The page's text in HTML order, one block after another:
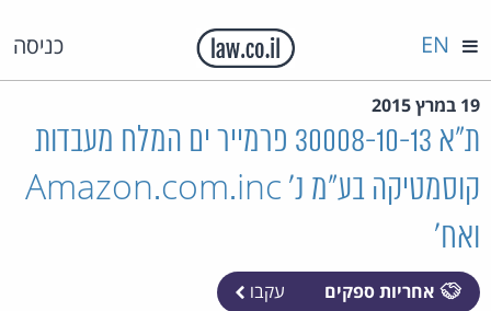
כניסה EN
19 במרץ 2015
ת"א 30008-10-13 פרמייר ים המלח מעבדות
קוסמטיקה בע"מ נ' Amazon.com.inc
ואח'
אחריות ספקים עקבו